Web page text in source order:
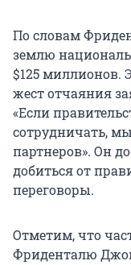
По словам
землю
$125 миллионов.
жест отчаяния
«Если
сотрудничать,
партнеров». Он
добиться от
переговоры.
Отметим, что
Фриденталю